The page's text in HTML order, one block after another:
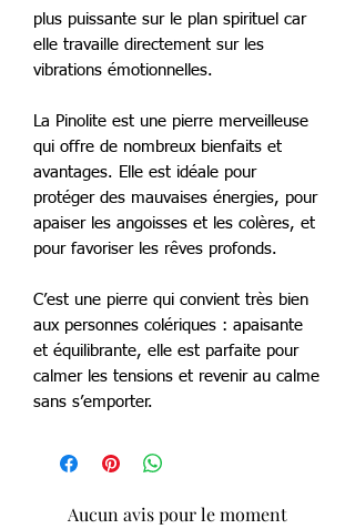
plus puissante sur le plan spirituel car
elle travaille directement sur les
vibrations émotionnelles.
La Pinolite est une pierre merveilleuse
qui offre de nombreux bienfaits et
avantages. Elle est idéale pour
protéger des mauvaises énergies, pour
apaiser les angoisses et les colères, et
pour favoriser les rêves profonds.
C’est une pierre qui convient très bien
aux personnes colériques : apaisante
et équilibrante, elle est parfaite pour
calmer les tensions et revenir au calme
sans s’emporter.
Aucun avis pour le moment